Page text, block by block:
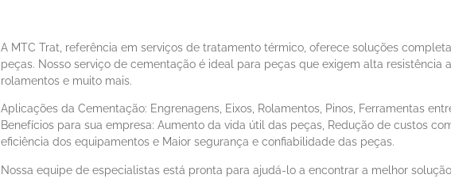
A MTC Trat, referência em serviços de tratamento térmico, oferece soluções
peças. Nosso serviço de cementação é ideal para peças que exigem alta resistência
rolamentos e muito mais.
Aplicações da Cementação: Engrenagens, Eixos, Rolamentos, Pinos, Ferramentas
Benefícios para sua empresa: Aumento da vida útil das peças, Redução de custos
eficiência dos equipamentos e Maior segurança e confiabilidade das peças.
Nossa equipe de especialistas está pronta para ajudá-lo a encontrar a melhor